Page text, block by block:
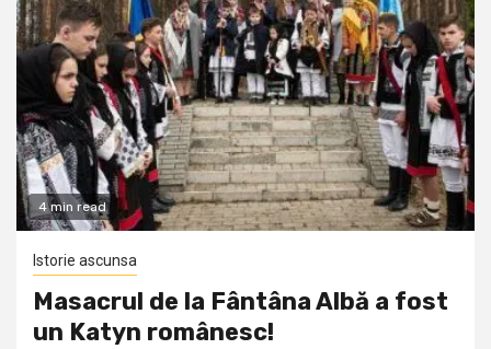
4 min read
Istorie ascunsa
Masacrul de la Fântâna Albă a fost
un Katyn românesc!